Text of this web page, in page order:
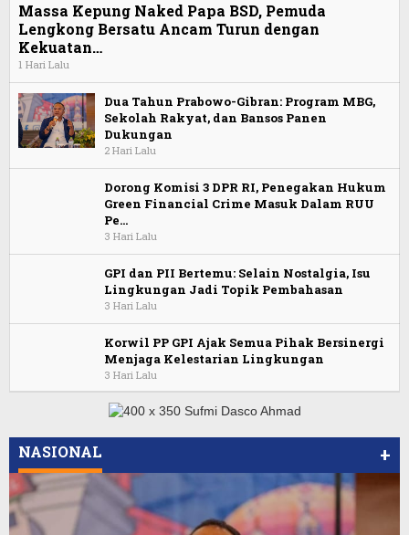
Massa Kepung Naked Papa BSD, Pemuda
Lengkong Bersatu Ancam Turun dengan
Kekuatan…
1 Hari Lalu
Dua Tahun Prabowo-Gibran: Program MBG,
Sekolah Rakyat, dan Bansos Panen
Dukungan
2 Hari Lalu
Dorong Komisi 3 DPR RI, Penegakan Hukum
Green Financial Crime Masuk Dalam RUU
Pe…
3 Hari Lalu
GPI dan PII Bertemu: Selain Nostalgia, Isu
Lingkungan Jadi Topik Pembahasan
3 Hari Lalu
Korwil PP GPI Ajak Semua Pihak Bersinergi
Menjaga Kelestarian Lingkungan
3 Hari Lalu
NASIONAL +